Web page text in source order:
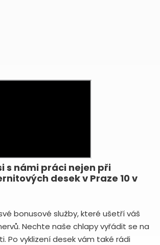
s námi práci nejen při
desek v Praze 10 v
bonusové služby, které ušetří váš
Nechte naše chlapy vyřádit se na
Po vyklizení desek vám také rádi